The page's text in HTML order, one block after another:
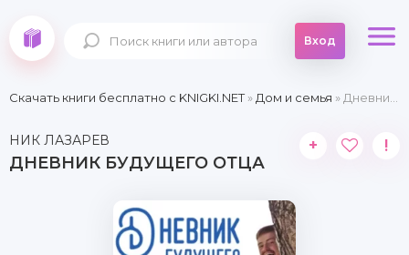
Вход
Скачать книги бесплатно c KNIGKI.NET» Дом и семья » Дневник будущего отца
НИК ЛАЗАРЕВ
ДНЕВНИК БУДУЩЕГО ОТЦА
+ !